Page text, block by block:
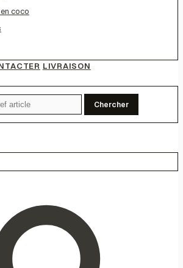
coco
LIVRAISON
Chercher